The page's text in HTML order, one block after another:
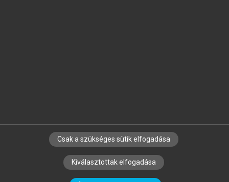
SZERZŐKNEK CÉGEKNEK KÖNYVTÁROSOKNAK
SZERKESZTÉSI ÉS LEKTORÁLÁSI ALAPELVEK
Csak a szükséges sütik elfogadása
Kiválasztottak elfogadása